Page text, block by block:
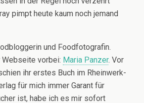
pimpt heute kaum noch jemand
und Foodfotografin.
Webseite vorbei: Maria Panzer. Vor
ihr erstes Buch im Rheinwerk-
für mich immer Garant für
ist, habe ich es mir sofort